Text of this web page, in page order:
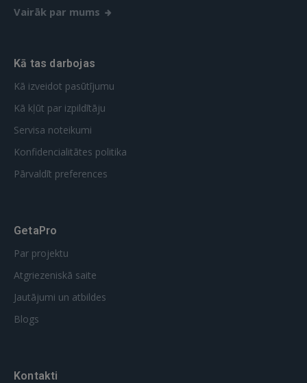
 Sign in with Apple
Vairāk par mums
Kā tas darbojas
Kā izveidot pasūtījumu
Kā kļūt par izpildītāju
Servisa noteikumi
Konfidencialitātes politika
Pārvaldīt preferences
GetaPro
Par projektu
Atgriezeniskā saite
Jautājumi un atbildes
Blogs
Kontakti